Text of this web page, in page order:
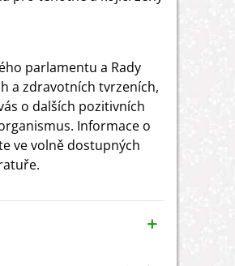
parlamentu a Rady
a zdravotních tvrzeních,
o dalších pozitivních
Informace o
ve volně dostupných